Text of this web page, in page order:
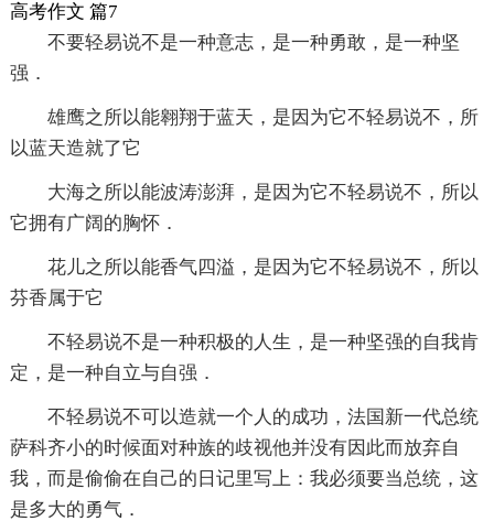
高考作文 篇7
不要轻易说不是一种意志，是一种勇敢，是一种坚
强．
雄鹰之所以能翱翔于蓝天，是因为它不轻易说不，所
以蓝天造就了它
大海之所以能波涛澎湃，是因为它不轻易说不，所以
它拥有广阔的胸怀．
花儿之所以能香气四溢，是因为它不轻易说不，所以
芬香属于它
不轻易说不是一种积极的人生，是一种坚强的自我肯
定，是一种自立与自强．
不轻易说不可以造就一个人的成功，法国新一代总统
萨科齐小的时候面对种族的歧视他并没有因此而放弃自
我，而是偷偷在自己的日记里写上：我必须要当总统，这
是多大的勇气．